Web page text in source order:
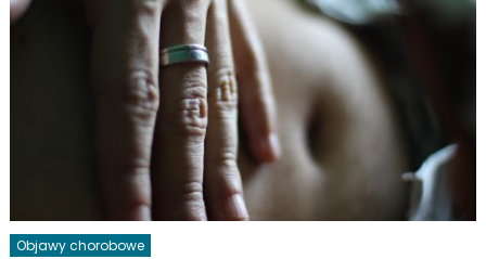
Objawy chorobowe